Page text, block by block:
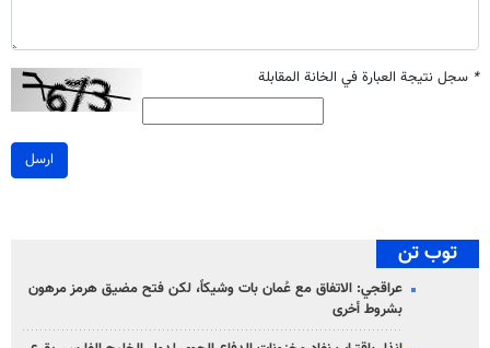
* سجل نتيجة العبارة في الخانة المقابلة
ارسل
توب تن
عراقجي: الاتفاق مع عُمان بات وشيكاً، لكن فتح مضيق هرمز مرهون
بشروط أخرى